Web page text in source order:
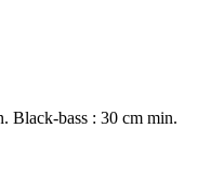
Black-bass : 30 cm min.